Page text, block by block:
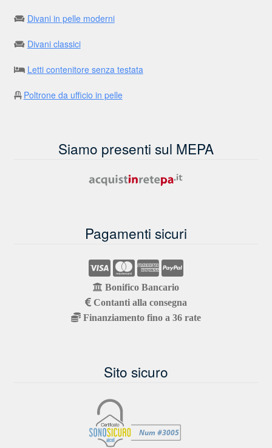
Divani in pelle moderni
Divani classici
Letti contenitore senza testata
Poltrone da ufficio in pelle
Siamo presenti sul MEPA
Pagamenti sicuri
Bonifico Bancario
Contanti alla consegna
Finanziamento fino a 36 rate
Sito sicuro